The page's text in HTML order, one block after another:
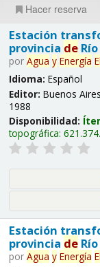
Hacer reserva
Estación
provincia de
por Agua y Energía
Idioma: Español
Editor: Buenos
1988
Disponibilidad:
topográfica:
Estación
provincia de
por Agua y Energía